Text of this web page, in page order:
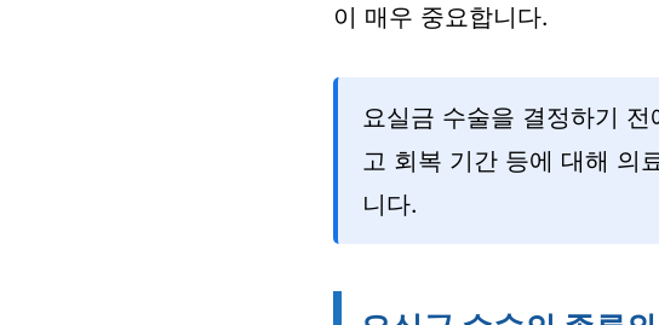
이 매우 중요합니다.
요실금 수술을 결정하기
고 회복 기간 등에 대해 의
니다.